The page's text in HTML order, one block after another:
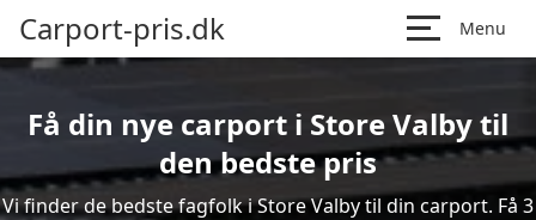
Carport-pris.dk Menu
Få din nye carport i Store Valby til
den bedste pris
Vi finder de bedste fagfolk i Store Valby til din carport. Få 3